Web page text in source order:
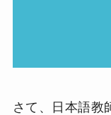
さて、日本語教